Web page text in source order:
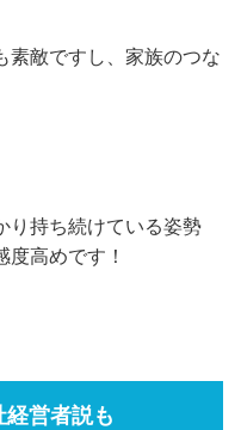
素敵ですし、家族のつな
り持ち続けている姿勢
高めです！
営者説も